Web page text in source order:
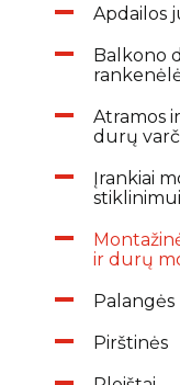
Apdailos
Balkono
Atramos
durų
Įrankiai
ir durų
Palangės
Pirštinės